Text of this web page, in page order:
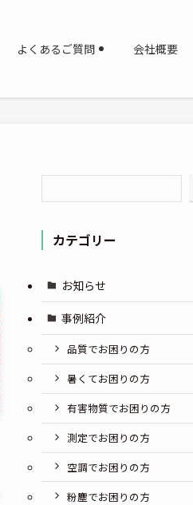
よくあるご質問 会社概要
カテゴリー
お知らせ
事例紹介
品質でお困りの方
暑くてお困りの方
有害物質でお困りの方
測定でお困りの方
空調でお困りの方
粉塵でお困りの方